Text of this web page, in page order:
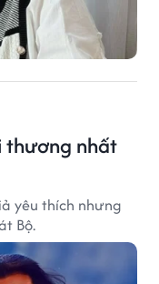
thương nhất
yêu thích nhưng
Bộ.